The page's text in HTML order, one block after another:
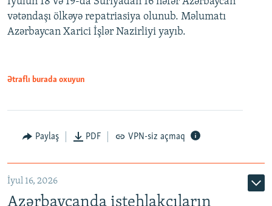
vətəndaşı ölkəyə repatriasiya olunub. Məlumatı
Azərbaycan Xarici İşlər Nazirliyi yayıb.
Ətraflı burada oxuyun
Paylaş PDF VPN-siz açmaq
İyul 16, 2026
Azərbaycanda istehlakçıların